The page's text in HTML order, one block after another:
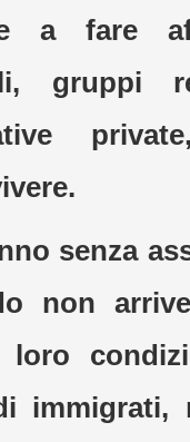
a fare
gruppi
senza
non
immigrati,